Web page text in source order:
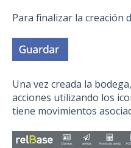
Para finalizar la creación
Una vez creada la
acciones utilizando los
tiene movimientos